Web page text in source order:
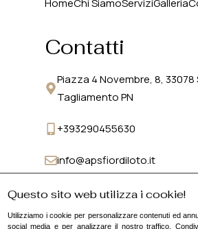
HomeChi SiamoServiziGalleria
Contatti
Piazza 4 Novembre, 8, 33078
Tagliamento PN
+393290455630
info@apsfiordiloto.it
Questo sito web utilizza i cookie!
Utilizziamo i cookie per personalizzare contenuti ed
social media e per analizzare il nostro traffico.